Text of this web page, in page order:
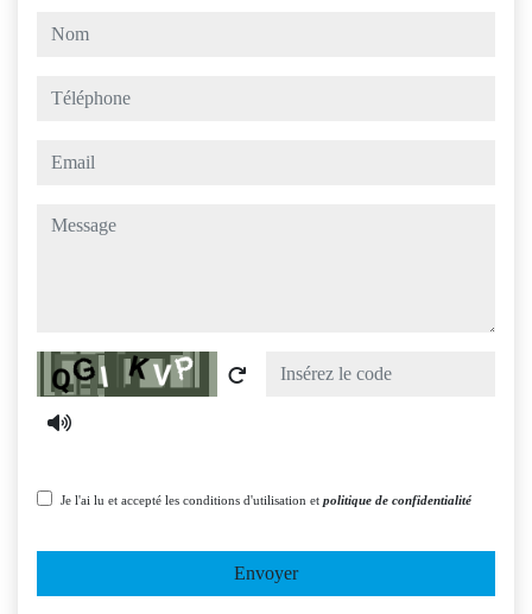
nom
téléphone
email
message
Captcha
Je l'ai lu et accepté les conditions d'utilisation et politique de confidentialité
Envoyer